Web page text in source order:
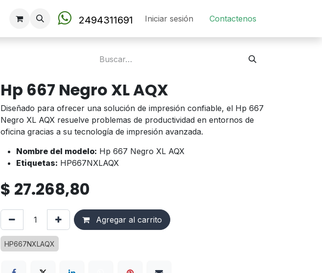
2494311691 Iniciar sesión Contact​en​os​
Hp 667 Negro XL AQX
Diseñado para ofrecer una solución de impresión confiable, el Hp 667
Negro XL AQX resuelve problemas de productividad en entornos de
oficina gracias a su tecnología de impresión avanzada.
Nombre del modelo: Hp 667 Negro XL AQX
Etiquetas: HP667NXLAQX
$ 27.268,80
Agregar al carrito
HP667NXLAQX